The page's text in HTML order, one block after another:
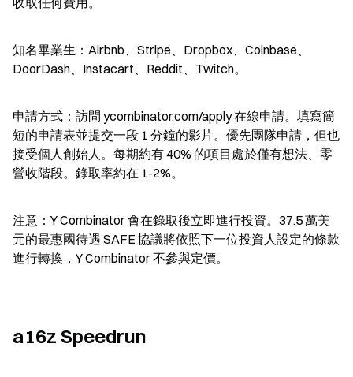
知名畢業生：Airbnb、Stripe、Dropbox、Coinbase、
DoorDash、Instacart、Reddit、Twitch。
申請方式：訪問 ycombinator.com/apply 在線申請。填寫簡
短的申請表並提交一段 1 分鐘的影片。優先團隊申請，但也
接受個人創始人。每期約有 40% 的項目處於僅有想法、零
營收階段。錄取率約在 1-2%。
注意：Y Combinator 會在錄取後立即進行投資。37.5 萬美
元的最惠國待遇 SAFE 協議將依照下一位投資人設定的條款
進行轉換，Y Combinator 不參與定價。
a16z Speedrun